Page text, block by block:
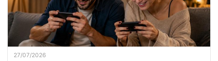
27/07/2026